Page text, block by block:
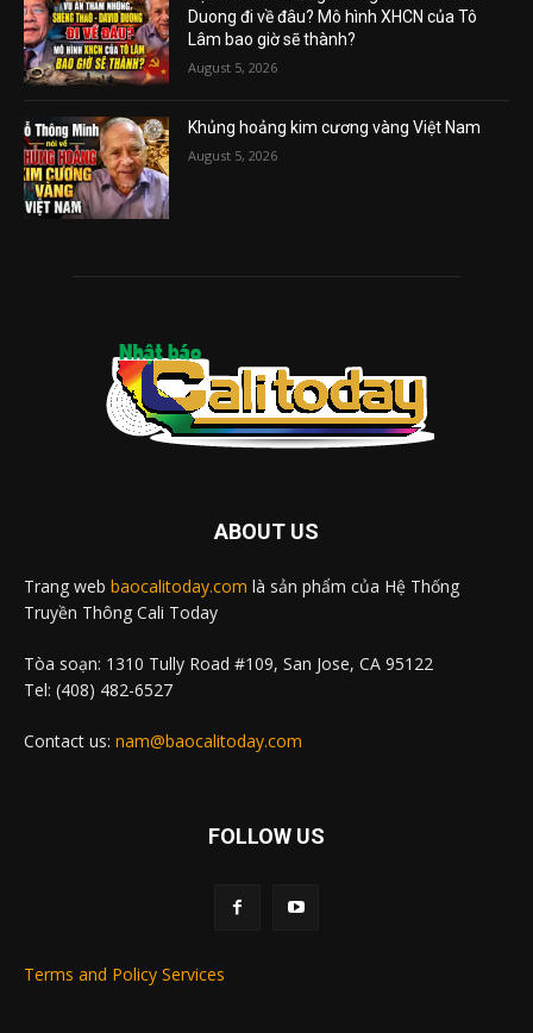
Duong đi về đâu? Mô hình XHCN của Tô
Lâm bao giờ sẽ thành?
August 5, 2026
Khủng hoảng kim cương vàng Việt Nam
August 5, 2026
ABOUT US
Trang web baocalitoday.com là sản phẩm của Hệ Thống
Truyền Thông Cali Today
Tòa soạn: 1310 Tully Road #109, San Jose, CA 95122
Tel: (408) 482-6527
Contact us: nam@baocalitoday.com
FOLLOW US
Terms and Policy Services